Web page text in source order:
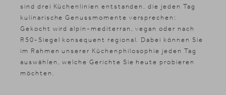
sind drei Küchenlinien entstanden, die jeden Tag
kulinarische Genussmomente versprechen:
Gekocht wird alpin-mediterran, vegan oder nach
R50-Siegel konsequent regional. Dabei können Sie
im Rahmen unserer Küchenphilosophie jeden Tag
auswählen, welche Gerichte Sie heute probieren
möchten.